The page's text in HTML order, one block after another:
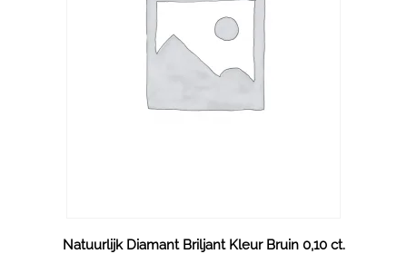
Natuurlijk Diamant Briljant Kleur Bruin 0,10 ct.